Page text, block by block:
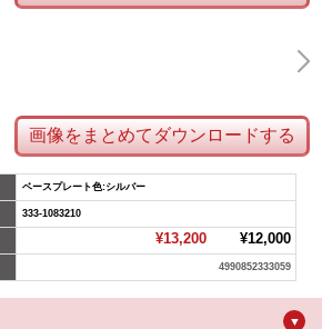
画像をまとめてダウンロードする
ベースプレート色:シルバー
333-1083210
¥13,200¥12,000
4990852333059
▼